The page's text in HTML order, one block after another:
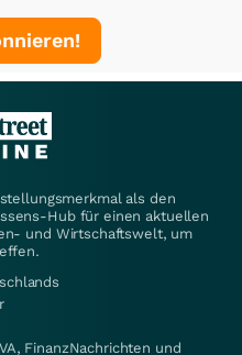
als den
Hub für einen aktuellen
und Wirtschaftswelt, um
FinanzNachrichten und